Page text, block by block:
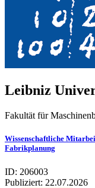
Leib­niz
Fakultät für
Wissenschaftliche
Fabrikplanung
ID: 206003
Publiziert: 22.07.2026